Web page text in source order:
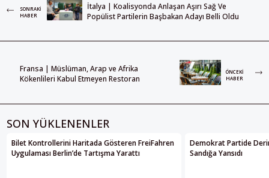
SONRAKI
HABER
İtalya | Koalisyonda Anlaşan Aşırı Sağ Ve
Popülist Partilerin Başbakan Adayı Belli Oldu
Fransa | Müslüman, Arap ve Afrika
Kökenlileri Kabul Etmeyen Restoran
ÖNCEKI
HABER
SON YÜKLENENLER
Bilet Kontrollerini Haritada Gösteren FreiFahren
Uygulaması Berlin’de Tartışma Yarattı
Demokrat Partide
Sandığa Yansıdı